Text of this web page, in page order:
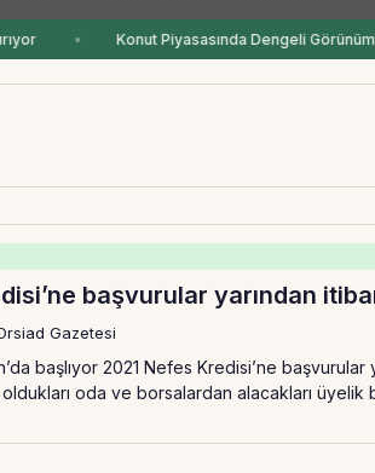
Konut Piyasasında Dengeli
başvurular yarından
Gazetesi
başlıyor 2021 Nefes Kredisi’ne başvurular
oldukları oda ve borsalardan alacakları üyelik